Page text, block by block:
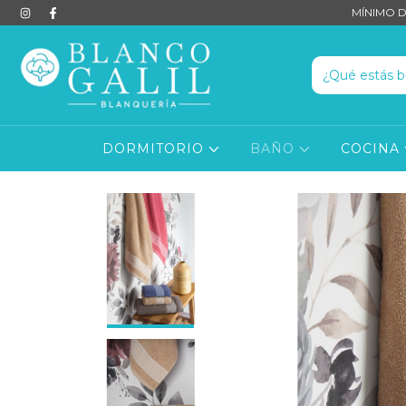
MÍNIMO
DORMITORIO BAÑO COCINA